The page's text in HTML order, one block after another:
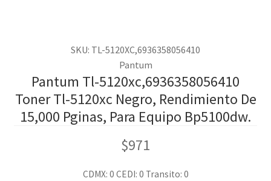
SKU: TL-5120XC,6936358056410
Pantum
Pantum Tl-5120xc,6936358056410
Toner Tl-5120xc Negro, Rendimiento De
15,000 Pginas, Para Equipo Bp5100dw.
$971
CDMX: 0 CEDI: 0 Transito: 0